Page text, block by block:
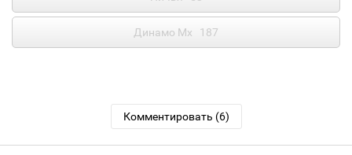
Динамо Мх 187
Комментировать (6)